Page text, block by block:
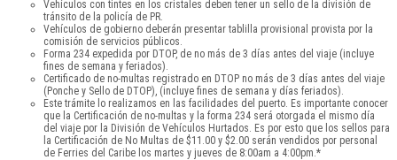
Vehículos con tintes en los cristales deben tener un sello de la división de
tránsito de la policía de PR.
Vehículos de gobierno deberán presentar tablilla provisional provista por la
comisión de servicios públicos.
Forma 234 expedida por DTOP, de no más de 3 días antes del viaje (incluye
fines de semana y feriados).
Certificado de no-multas registrado en DTOP no más de 3 días antes del viaje
(Ponche y Sello de DTOP), (incluye fines de semana y días feriados).
Este trámite lo realizamos en las facilidades del puerto. Es importante conocer
que la Certificación de no-multas y la forma 234 será otorgada el mismo día
del viaje por la División de Vehículos Hurtados. Es por esto que los sellos para
la Certificación de No Multas de $11.00 y $2.00 serán vendidos por personal
de Ferries del Caribe los martes y jueves de 8:00am a 4:00pm.*